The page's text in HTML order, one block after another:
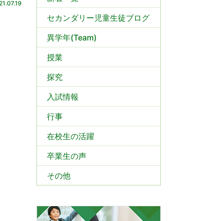
セカンダリー児童生徒ブログ
異学年(Team)
授業
探究
入試情報
行事
在校生の活躍
卒業生の声
その他